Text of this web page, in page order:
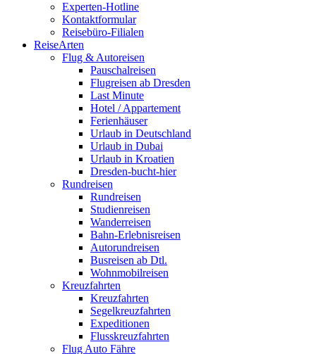
Experten-Hotline
Kontaktformular
Reisebüro-Filialen
ReiseArten
Flug & Autoreisen
Pauschalreisen
Flugreisen ab Dresden
Last Minute
Hotel / Appartement
Ferienhäuser
Urlaub in Deutschland
Urlaub in Dubai
Urlaub in Kroatien
Dresden-bucht-hier
Rundreisen
Rundreisen
Studienreisen
Wanderreisen
Bahn-Erlebnisreisen
Autorundreisen
Busreisen ab Dtl.
Wohnmobilreisen
Kreuzfahrten
Kreuzfahrten
Segelkreuzfahrten
Expeditionen
Flusskreuzfahrten
Flug Auto Fähre